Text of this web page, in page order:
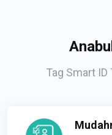
Tag Smart